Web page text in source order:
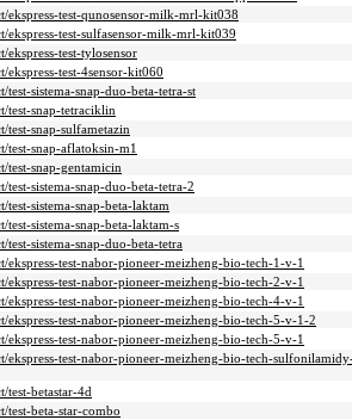
ekspress-test-qunosensor-milk-mrl-kit038
ekspress-test-sulfasensor-milk-mrl-kit039
test-tylosensor
test-4sensor-kit060
sistema-snap-duo-beta-tetra-st
test-snap-tetraciklin
test-snap-sulfametazin
test-snap-aflatoksin-m1
test-snap-gentamicin
sistema-snap-duo-beta-tetra-2
sistema-snap-beta-laktam
sistema-snap-beta-laktam-s
sistema-snap-duo-beta-tetra
ekspress-test-nabor-pioneer-meizheng-bio-tech-1-v-1
ekspress-test-nabor-pioneer-meizheng-bio-tech-2-v-1
ekspress-test-nabor-pioneer-meizheng-bio-tech-4-v-1
ekspress-test-nabor-pioneer-meizheng-bio-tech-5-v-1-2
ekspress-test-nabor-pioneer-meizheng-bio-tech-5-v-1
ekspress-test-nabor-pioneer-meizheng-bio-tech-
test-betastar-4d
test-beta-star-combo